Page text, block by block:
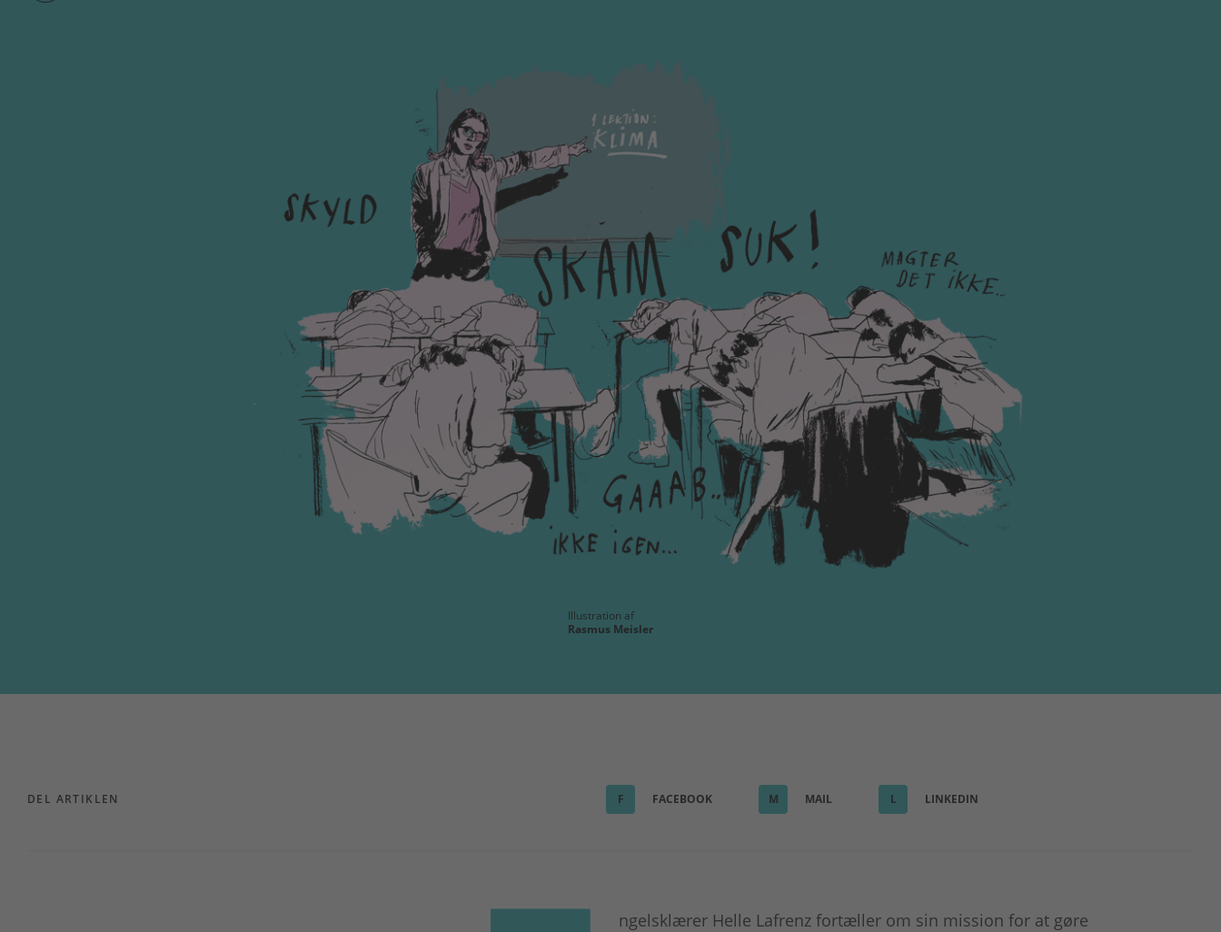
Illustration af
Rasmus Meisler
DEL ARTIKLEN F FACEBOOK M MAIL L LINKEDIN
ngelsklærer Helle Lafrenz fortæller om sin mission for at gøre